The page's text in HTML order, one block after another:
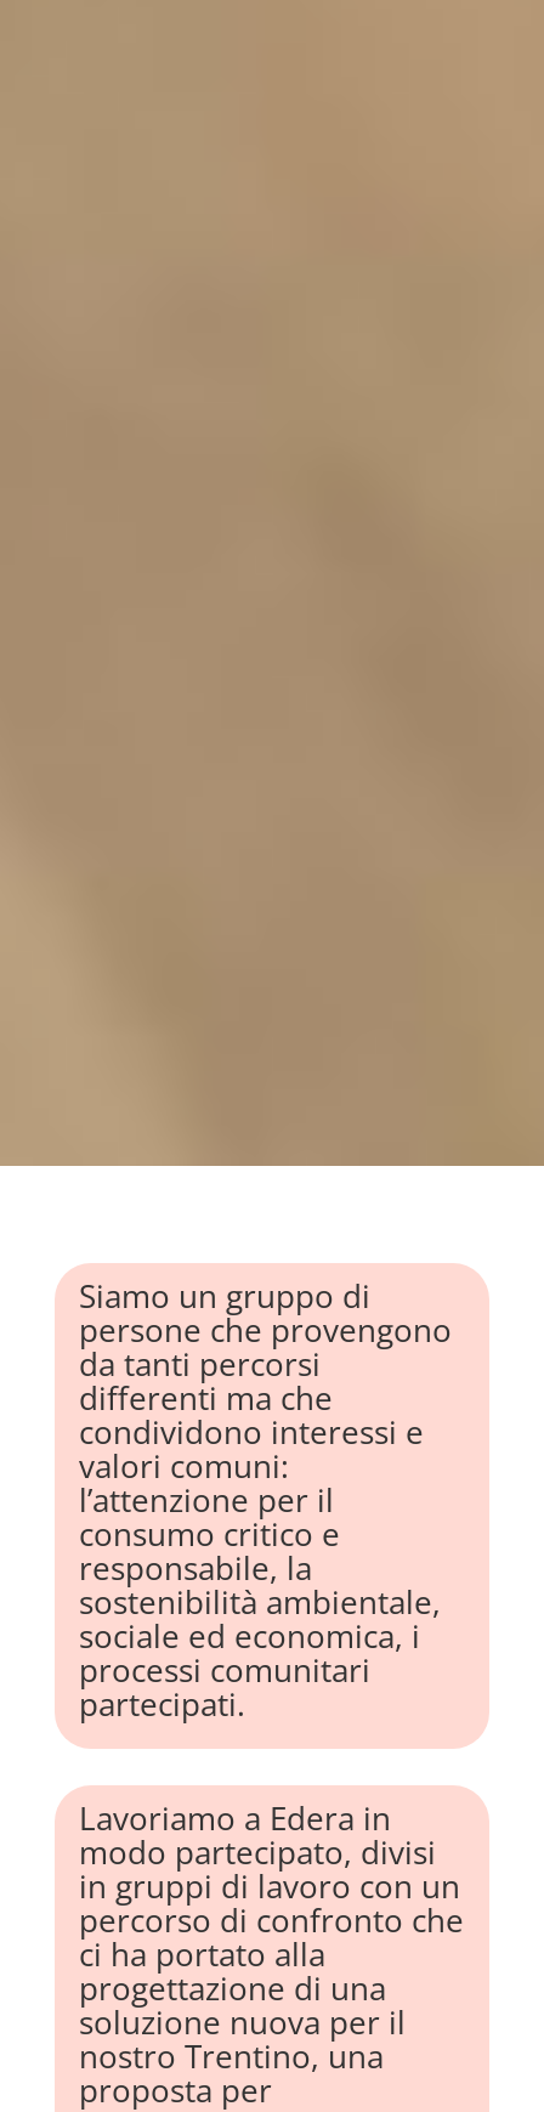
Siamo un gruppo di
persone che provengono
da tanti percorsi
differenti ma che
condividono interessi e
valori comuni:
l’attenzione per il
consumo critico e
responsabile, la
sostenibilità ambientale,
sociale ed economica, i
processi comunitari
partecipati.
Lavoriamo a Edera in
modo partecipato, divisi
in gruppi di lavoro con un
percorso di confronto che
ci ha portato alla
progettazione di una
soluzione nuova per il
nostro Trentino, una
proposta per